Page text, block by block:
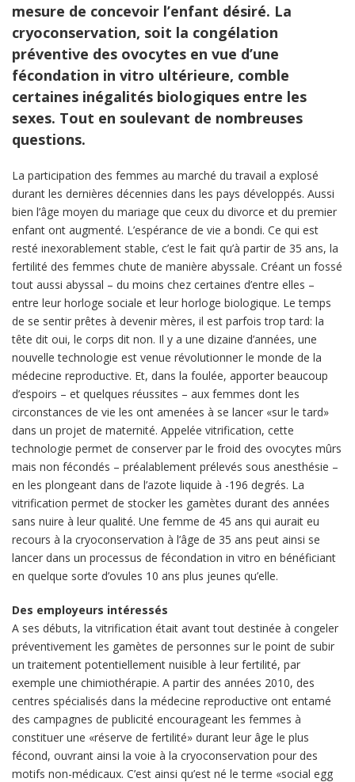
mesure de concevoir l’enfant désiré. La
cryoconservation, soit la congélation
préventive des ovocytes en vue d’une
fécondation in vitro ultérieure, comble
certaines inégalités biologiques entre les
sexes. Tout en soulevant de nombreuses
questions.
La participation des femmes au marché du travail a explosé
durant les dernières décennies dans les pays développés. Aussi
bien l’âge moyen du mariage que ceux du divorce et du premier
enfant ont augmenté. L’espérance de vie a bondi. Ce qui est
resté inexorablement stable, c’est le fait qu’à partir de 35 ans, la
fertilité des femmes chute de manière abyssale. Créant un fossé
tout aussi abyssal – du moins chez certaines d’entre elles –
entre leur horloge sociale et leur horloge biologique. Le temps
de se sentir prêtes à devenir mères, il est parfois trop tard: la
tête dit oui, le corps dit non. Il y a une dizaine d’années, une
nouvelle technologie est venue révolutionner le monde de la
médecine reproductive. Et, dans la foulée, apporter beaucoup
d’espoirs – et quelques réussites – aux femmes dont les
circonstances de vie les ont amenées à se lancer «sur le tard»
dans un projet de maternité. Appelée vitrification, cette
technologie permet de conserver par le froid des ovocytes mûrs
mais non fécondés – préalablement prélevés sous anesthésie –
en les plongeant dans de l’azote liquide à -196 degrés. La
vitrification permet de stocker les gamètes durant des années
sans nuire à leur qualité. Une femme de 45 ans qui aurait eu
recours à la cryoconservation à l’âge de 35 ans peut ainsi se
lancer dans un processus de fécondation in vitro en bénéficiant
en quelque sorte d’ovules 10 ans plus jeunes qu’elle.
Des employeurs intéressés
A ses débuts, la vitrification était avant tout destinée à congeler
préventivement les gamètes de personnes sur le point de subir
un traitement potentiellement nuisible à leur fertilité, par
exemple une chimiothérapie. A partir des années 2010, des
centres spécialisés dans la médecine reproductive ont entamé
des campagnes de publicité encourageant les femmes à
constituer une «réserve de fertilité» durant leur âge le plus
fécond, ouvrant ainsi la voie à la cryoconservation pour des
motifs non-médicaux. C’est ainsi qu’est né le terme «social egg